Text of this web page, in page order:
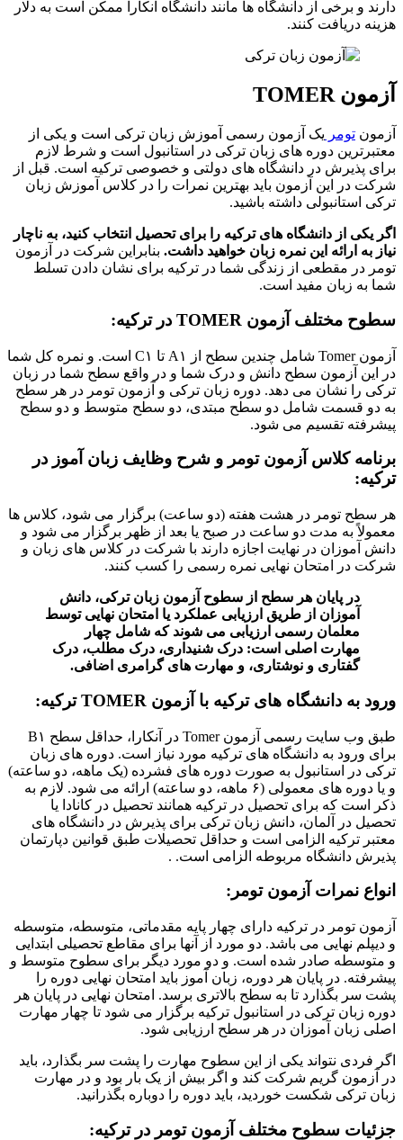
دارند و برخی از دانشگاه ها مانند دانشگاه آنکارا ممکن است به دلار
هزینه دریافت کنند.
آزمونTOMER
آزمون تومر یک آزمون رسمی آموزش زبان ترکی است و یکی از
معتبرترین دوره های زبان ترکی در استانبول است و شرط لازم
برای پذیرش در دانشگاه های دولتی و خصوصی ترکیه است. قبل از
شرکت در این آزمون باید بهترین نمرات را در کلاس آموزش زبان
ترکی استانبولی داشته باشید.
اگر یکی از دانشگاه های ترکیه را برای تحصیل انتخاب کنید، به ناچار
نیاز به ارائه این نمره زبان خواهید داشت. بنابراین شرکت در آزمون
تومر در مقطعی از زندگی شما در ترکیه برای نشان دادن تسلط
شما به زبان مفید است.
سطوح مختلف آزمون TOMER در ترکیه:
آزمون Tomer شامل چندین سطح از A۱ تا C۱ است. و نمره کل شما
در این آزمون سطح دانش و درک شما و در واقع سطح شما در زبان
ترکی را نشان می دهد. دوره زبان ترکی و آزمون تومر در هر سطح
به دو قسمت شامل دو سطح مبتدی، دو سطح متوسط ​​و دو سطح
پیشرفته تقسیم می شود.
برنامه کلاس آزمون تومر و شرح وظایف زبان آموز در
ترکیه:
هر سطح تومر در هشت هفته (دو ساعت) برگزار می شود، کلاس ها
معمولاً به مدت دو ساعت در صبح یا بعد از ظهر برگزار می شود و
دانش آموزان در نهایت اجازه دارند با شرکت در کلاس های زبان و
شرکت در امتحان نهایی نمره رسمی را کسب کنند.
در پایان هر سطح از سطوح آزمون زبان ترکی، دانش
آموزان از طریق ارزیابی عملکرد یا امتحان نهایی توسط
معلمان رسمی ارزیابی می شوند که شامل چهار
مهارت اصلی است: درک شنیداری، درک مطلب، درک
گفتاری و نوشتاری، و مهارت های گرامری اضافی.
ورود به دانشگاه های ترکیه با آزمون TOMERترکیه:
طبق وب سایت رسمی آزمون Tomer در آنکارا، حداقل سطح B۱
برای ورود به دانشگاه های ترکیه مورد نیاز است. دوره های زبان
ترکی در استانبول به صورت دوره های فشرده (یک ماهه، دو ساعته)
و یا دوره های معمولی (۶ ماهه، دو ساعته) ارائه می شود. لازم به
ذکر است که برای تحصیل در ترکیه همانند تحصیل در کانادا یا
تحصیل در آلمان، دانش زبان ترکی برای پذیرش در دانشگاه های
معتبر ترکیه الزامی است و حداقل تحصیلات طبق قوانین دپارتمان
پذیرش دانشگاه مربوطه الزامی است. .
انواع نمرات آزمون تومر :
آزمون تومر در ترکیه دارای چهار پایه مقدماتی، متوسطه، متوسطه
و دیپلم نهایی می باشد. دو مورد از آنها برای مقاطع تحصیلی ابتدایی
و متوسطه صادر شده است. و دو مورد دیگر برای سطوح متوسط ​​و
پیشرفته. در پایان هر دوره، زبان آموز باید امتحان نهایی دوره را
پشت سر بگذارد تا به سطح بالاتری برسد. امتحان نهایی در پایان هر
دوره زبان ترکی در استانبول ترکیه برگزار می شود تا چهار مهارت
اصلی زبان آموزان در هر سطح ارزیابی شود.
اگر فردی نتواند یکی از این سطوح مهارت را پشت سر بگذارد، باید
در آزمون گریم شرکت کند و اگر بیش از یک بار بود و در مهارت
زبان ترکی شکست خوردید، باید دوره را دوباره بگذرانید.
جزئیات سطوح مختلف آزمون تومر در ترکیه: